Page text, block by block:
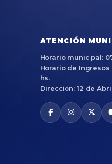
ATENCIÓN
Horario municipal:
Horario de Ingresos
hs.
Dirección: 12 de